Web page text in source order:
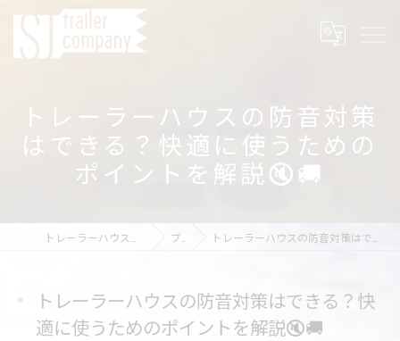
トレーラーハウスの防音対策
はできる？快適に使うための
ポイントを解説🔇🚚
ブログ トレーラーハウスの防音対策はできる？快適に使うためのポイントを解説🔇🚚
トレーラーハウスの防音対策はできる？快
適に使うためのポイントを解説🔇🚚